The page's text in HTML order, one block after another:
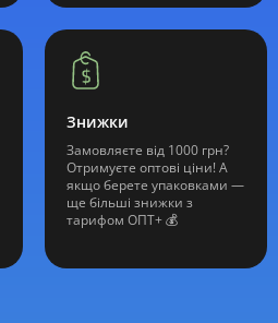
Знижки
Замовляєте від 1000 грн?
Отримуєте оптові ціни! А
якщо берете упаковками —
ще більші знижки з
тарифом ОПТ+ 💰